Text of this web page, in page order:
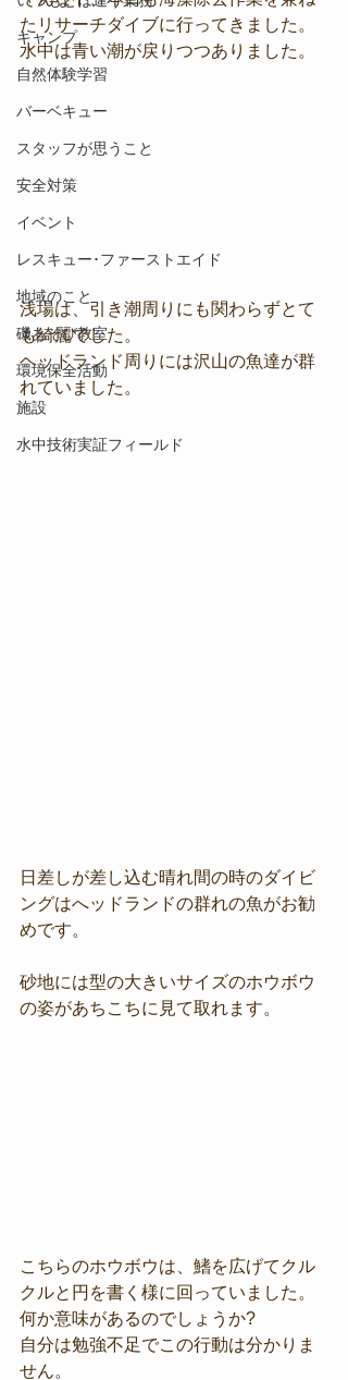
キャンプ
自然体験学習
バーベキュー
スタッフが思うこと
安全対策
イベント
レスキュー･ファーストエイド
地域のこと
磯あそび教室
環境保全活動
施設
水中技術実証フィールド
たリサーチダイブに行ってきました。
水中は青い潮が戻りつつありました。
浅場は、引き潮周りにも関わらずとて
も綺麗でした。
ヘッドランド周りには沢山の魚達が群
れていました。
日差しが差し込む晴れ間の時のダイビ
ングはへッドランドの群れの魚がお勧
めです。
砂地には型の大きいサイズのホウボウ
の姿があちこちに見て取れます。
こちらのホウボウは、鰭を広げてクル
クルと円を書く様に回っていました。
何か意味があるのでしょうか?
自分は勉強不足でこの行動は分かりま
せん。